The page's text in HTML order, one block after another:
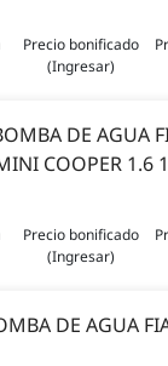
Precio bonificado
(Ingresar)
DE AGUA
COOPER 1.6
Precio bonificado
(Ingresar)
DE AGUA